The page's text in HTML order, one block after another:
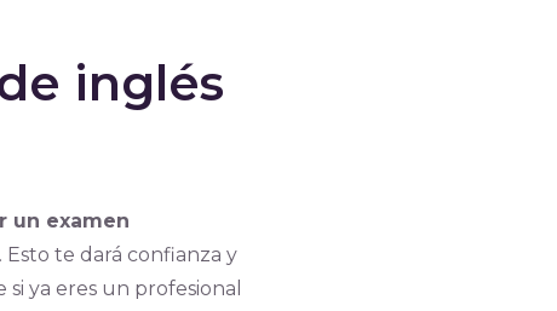
inglés
un examen
te dará confianza y
ya eres un profesional